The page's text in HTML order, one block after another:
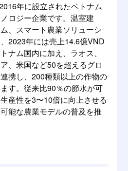
年に設立されたベトナム
ロジー企業です。温室建
、スマート農業ソリューシ
2023年には売上14.6億VND
ナム国内に加え、ラオス、
、米国など50を超えるグロ
携し、200種類以上の作物の
す。従来比90％の節水が可
産性を3〜10倍に向上させる
能な農業モデルの普及を推